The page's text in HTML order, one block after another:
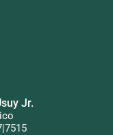
Jr.